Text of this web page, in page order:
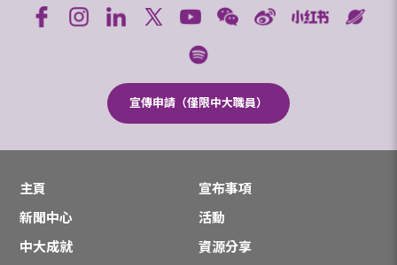
宣傳申請（僅限中大職員）
主頁
宣布事項
新聞中心
活動
中大成就
資源分享